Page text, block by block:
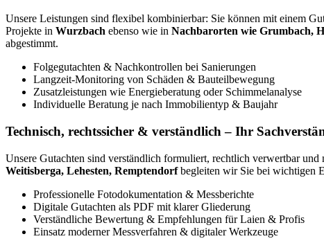
Unsere Leistungen sind flexibel kombinierbar: Sie können mit einem
Projekte in Wurzbach ebenso wie in Nachbarorten wie Grumbach,
abgestimmt.
Folgegutachten & Nachkontrollen bei Sanierungen
Langzeit-Monitoring von Schäden & Bauteilbewegung
Zusatzleistungen wie Energieberatung oder Schimmelanalyse
Individuelle Beratung je nach Immobilientyp & Baujahr
Technisch, rechtssicher & verständlich – Ihr
Unsere Gutachten sind verständlich formuliert, rechtlich verwertbar und
Weitisberga, Lehesten, Remptendorfbegleiten wir Sie bei wichtigen
Professionelle Fotodokumentation & Messberichte
Digitale Gutachten als PDF mit klarer Gliederung
Verständliche Bewertung & Empfehlungen für Laien & Profis
Einsatz moderner Messverfahren & digitaler Werkzeuge